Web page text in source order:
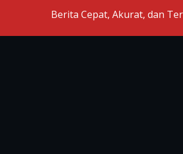
Skip to the contentBerita Cepat, Akurat, dan